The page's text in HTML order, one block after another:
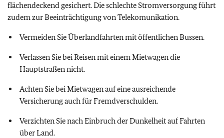
flächendeckend gesichert. Die schlechte Stromversorgung führt
zudem zur Beeinträchtigung von Telekomunikation.
Vermeiden Sie Überlandfahrten mit öffentlichen Bussen.
Verlassen Sie bei Reisen mit einem Mietwagen die
Hauptstraßen nicht.
Achten Sie bei Mietwagen auf eine ausreichende
Versicherung auch für Fremdverschulden.
Verzichten Sie nach Einbruch der Dunkelheit auf Fahrten
über Land.